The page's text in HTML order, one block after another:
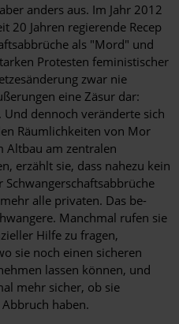
anders aus. Im Jahr 2012
20 Jahren regierende Recep
als "Mord" und
Protesten feministischer
zwar nie
eine Zäsur dar:
dennoch veränderte sich
Räumlichkeiten von Mor
Altbau am zentralen
erzählt sie, dass nahezu kein
alle privaten. Das be­
Manchmal rufen sie
Hilfe zu fragen,
sie noch einen sicheren
lassen können, und
mehr sicher, ob sie
haben.